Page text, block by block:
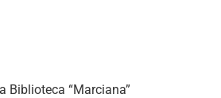
Biblioteca “Marciana”